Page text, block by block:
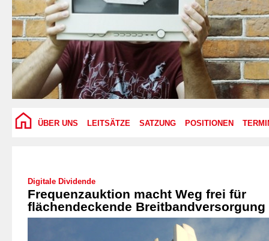
ÜBER UNS LEITSÄTZE SATZUNG POSITIONEN
Digitale Dividende
Frequenzauktion macht Weg frei für
flächendeckende Breitbandversorgung